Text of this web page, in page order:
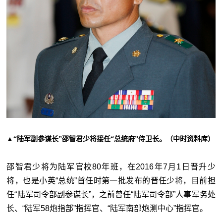
▲“陆军副参谋长”邵智君少将接任“总统府”侍卫长。（中时资料库）
邵智君少将为陆军官校80年班，在2016年7月1日晋升少
将，也是小英“总统”首任时第一批发布的晋任少将，目前担
任“陆军司令部副参谋长”，之前曾任“陆军司令部”人事军务处
长、“陆军58炮指部”指挥官、“陆军南部炮测中心”指挥官。